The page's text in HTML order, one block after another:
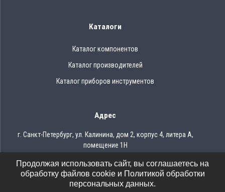
Каталоги
Каталог компонентов
Каталог производителей
Каталог приборов инструментов
Адрес
г. Санкт-Петербург, ул. Калинина, дом 2, корпус 4, литера А,
помещение 1Н
Тел.: 8 (812) 309-75-97
Email: ocean@oceanchips.ru
Продолжая использовать сайт, вы соглашаетесь на
обработку файлов cookie и Политикой обработки
персональных данных.